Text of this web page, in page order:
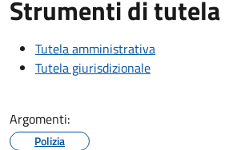
Strumenti di tutela
Tutela amministrativa
Tutela giurisdizionale
Argomenti:
Polizia